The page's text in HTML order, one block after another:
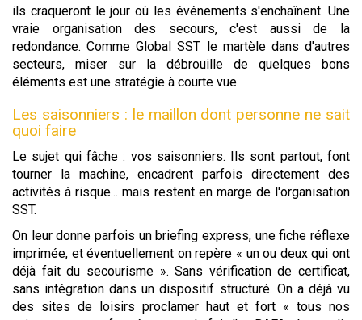
ils craqueront le jour où les événements s'enchaînent. Une
vraie organisation des secours, c'est aussi de la
redondance. Comme Global SST le martèle dans d'autres
secteurs, miser sur la débrouille de quelques bons
éléments est une stratégie à courte vue.
Les saisonniers : le maillon dont personne ne sait
quoi faire
Le sujet qui fâche : vos saisonniers. Ils sont partout, font
tourner la machine, encadrent parfois directement des
activités à risque... mais restent en marge de l'organisation
SST.
On leur donne parfois un briefing express, une fiche réflexe
imprimée, et éventuellement on repère « un ou deux qui ont
déjà fait du secourisme ». Sans vérification de certificat,
sans intégration dans un dispositif structuré. On a déjà vu
des sites de loisirs proclamer haut et fort « tous nos